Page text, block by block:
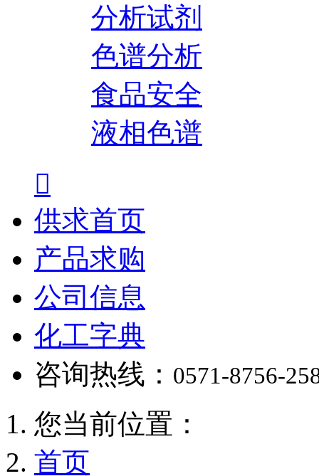
分析试剂
色谱分析
食品安全
液相色谱

供求首页
产品求购
公司信息
化工字典
咨询热线： 0571-8756-
您当前位置：
首页